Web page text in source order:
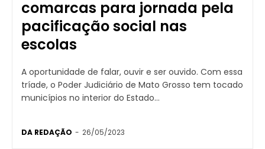
comarcas para jornada pela
pacificação social nas
escolas
A oportunidade de falar, ouvir e ser ouvido. Com essa
tríade, o Poder Judiciário de Mato Grosso tem tocado
municípios no interior do Estado...
DA REDAÇÃO - 26/05/2023